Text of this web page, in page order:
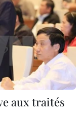
aux traités